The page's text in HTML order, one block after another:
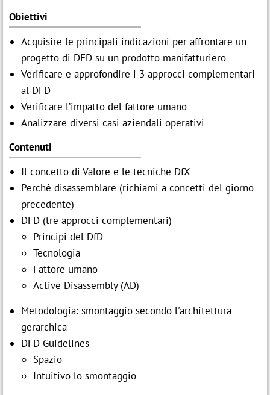
Obiettivi
Acquisire le principali indicazioni per affrontare un
progetto di DFD su un prodotto manifatturiero
Verificare e approfondire i 3 approcci complementari
al DFD
Verificare l’impatto del fattore umano
Analizzare diversi casi aziendali operativi
Contenuti
Il concetto di Valore e le tecniche DfX
Perchè disassemblare (richiami a concetti del giorno
precedente)
DFD (tre approcci complementari)
Principi del DfD
Tecnologia
Fattore umano
Active Disassembly (AD)
Metodologia: smontaggio secondo l'architettura
gerarchica
DFD Guidelines
Spazio
Intuitivo lo smontaggio